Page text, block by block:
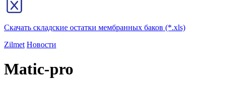
Скачать складские остатки мембранных баков (*.xls)
Zilmet Новости
Matic-pro